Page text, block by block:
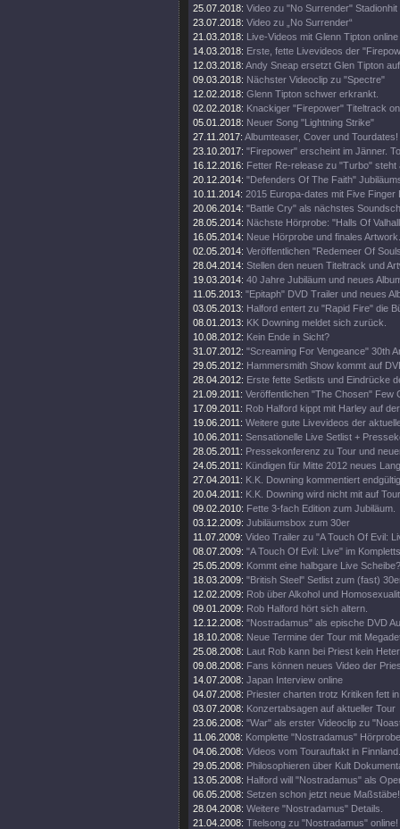
25.07.2018: Video zu "No Surrender" Stadionhit
23.07.2018: Video zu „No Surrender“
21.03.2018: Live-Videos mit Glenn Tipton online
14.03.2018: Erste, fette Livevideos der
12.03.2018: Andy Sneap ersetzt Glen Tipton
09.03.2018: Nächster Videoclip zu "Spectre"
12.02.2018: Glenn Tipton schwer erkrankt.
02.02.2018: Knackiger "Firepower" Titeltrack
05.01.2018: Neuer Song "Lightning Strike"
27.11.2017: Albumteaser, Cover und Tourdates!
23.10.2017: "Firepower" erscheint im Jänner.
16.12.2016: Fetter Re-release zu "Turbo" steht
20.12.2014: "Defenders Of The Faith"
10.11.2014: 2015 Europa-dates mit Five Finger
20.06.2014: "Battle Cry" als nächstes
28.05.2014: Nächste Hörprobe: "Halls Of
16.05.2014: Neue Hörprobe und finales Artwork.
02.05.2014: Veröffentlichen "Redemeer Of
28.04.2014: Stellen den neuen Titeltrack und
19.03.2014: 40 Jahre Jubiläum und neues
11.05.2013: "Epitaph" DVD Trailer und neues
03.05.2013: Halford entert zu "Rapid Fire" die
08.01.2013: KK Downing meldet sich zurück.
10.08.2012: Kein Ende in Sicht?
31.07.2012: "Screaming For Vengeance" 30th
29.05.2012: Hammersmith Show kommt auf
28.04.2012: Erste fette Setlists und Eindrücke
21.09.2011: Veröffentlichen "The Chosen" Few
17.09.2011: Rob Halford kippt mit Harley auf
19.06.2011: Weitere gute Livevideos der
10.06.2011: Sensationelle Live Setlist +
28.05.2011: Pressekonferenz zu Tour und
24.05.2011: Kündigen für Mitte 2012 neues
27.04.2011: K.K. Downing kommentiert
20.04.2011: K.K. Downing wird nicht mit auf
09.02.2010: Fette 3-fach Edition zum Jubiläum.
03.12.2009: Jubiläumsbox zum 30er
11.07.2009: Video Trailer zu "A Touch Of Evil:
08.07.2009: "A Touch Of Evil: Live" im
25.05.2009: Kommt eine halbgare Live Scheibe?
18.03.2009: "British Steel" Setlist zum (fast)
12.02.2009: Rob über Alkohol und
09.01.2009: Rob Halford hört sich altern.
12.12.2008: "Nostradamus" als epische DVD
18.10.2008: Neue Termine der Tour mit
25.08.2008: Laut Rob kann bei Priest kein
09.08.2008: Fans können neues Video der
14.07.2008: Japan Interview online
04.07.2008: Priester charten trotz Kritiken fett
03.07.2008: Konzertabsagen auf aktueller Tour
23.06.2008: "War" als erster Videoclip zu
11.06.2008: Komplette "Nostradamus"
04.06.2008: Videos vom Tourauftakt in Finnland.
29.05.2008: Philosophieren über Kult
13.05.2008: Halford will "Nostradamus" als
06.05.2008: Setzen schon jetzt neue Maßstäbe!
28.04.2008: Weitere "Nostradamus" Details.
21.04.2008: Titelsong zu "Nostradamus" online!